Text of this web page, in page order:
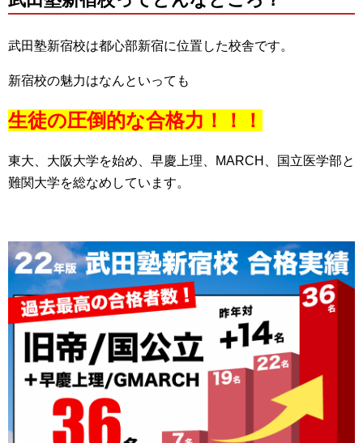
武田塾新宿校は都心部新宿に位置した校舎です。
新宿校の魅力はなんといっても
生徒の圧倒的な合格力！！！
東大、大阪大学を始め、早慶上理、MARCH、国立医学部と
難関大学を総なめしています。